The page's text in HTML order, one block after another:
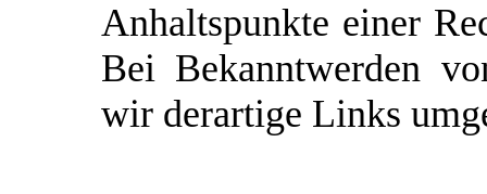
Anhaltspunkte einer
Bei Bekanntwerden
wir derartige Links